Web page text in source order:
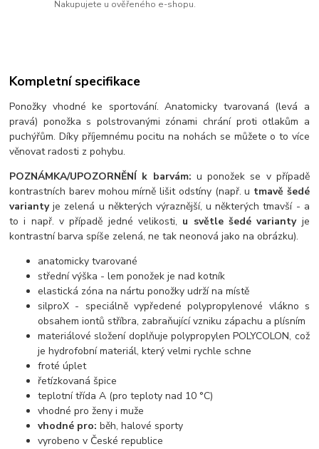
Nakupujete u ověřeného e-shopu.
Kompletní specifikace
Ponožky vhodné ke sportování. Anatomicky tvarovaná (levá a
pravá) ponožka s polstrovanými zónami chrání proti otlakům a
puchýřům. Díky příjemnému pocitu na nohách se můžete o to více
věnovat radosti z pohybu.
POZNÁMKA/UPOZORNĚNÍ k barvám: u ponožek se v případě
kontrastních barev mohou mírně lišit odstíny (např. u tmavě šedé
variantyje zelená u některých výraznější, u některých tmavší - a
to i např. v případě jedné velikosti, u světle šedé variantyje
kontrastní barva spíše zelená, ne tak neonová jako na obrázku).
anatomicky tvarované
střední výška - lem ponožek je nad kotník
elastická zóna na nártu ponožky udrží na místě
silproX - speciálně vypředené polypropylenové vlákno s
obsahem iontů stříbra, zabraňující vzniku zápachu a plísním
materiálové složení doplňuje polypropylen POLYCOLON, což
je hydrofobní materiál, který velmi rychle schne
froté úplet
řetízkovaná špice
teplotní třída A (pro teploty nad 10 °C)
vhodné pro ženy i muže
vhodné pro: běh, halové sporty
vyrobeno v České republice